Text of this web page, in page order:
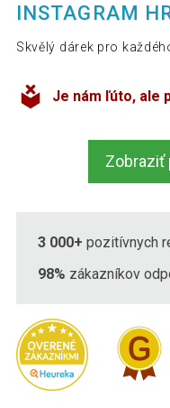
INSTAGRAM
Skvělý dárek pro
Je nám ľúto, ale
Zobraziť
3 000+ pozitívnych
98% zákazníkov